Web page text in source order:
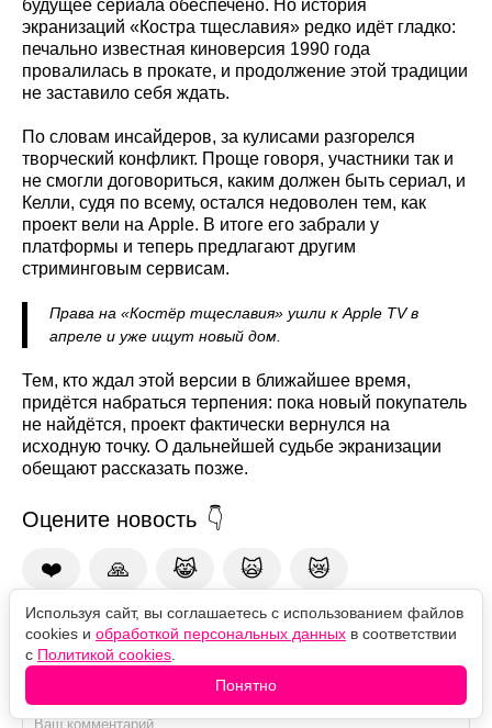
будущее сериала обеспечено. Но история
экранизаций «Костра тщеславия» редко идёт гладко:
печально известная киноверсия 1990 года
провалилась в прокате, и продолжение этой традиции
не заставило себя ждать.
По словам инсайдеров, за кулисами разгорелся
творческий конфликт. Проще говоря, участники так и
не смогли договориться, каким должен быть сериал, и
Келли, судя по всему, остался недоволен тем, как
проект вели на Apple. В итоге его забрали у
платформы и теперь предлагают другим
стриминговым сервисам.
Права на «Костёр тщеславия» ушли к Apple TV в
апреле и уже ищут новый дом.
Тем, кто ждал этой версии в ближайшее время,
придётся набраться терпения: пока новый покупатель
не найдётся, проект фактически вернулся на
исходную точку. О дальнейшей судьбе экранизации
обещают рассказать позже.
Оцените новость
❤️ 🙏 😹 🙀 😿
Комментарии
Используя сайт, вы соглашаетесь с использованием файлов
cookies и обработкой персональных данных в соответствии
с Политикой cookies
Понятно